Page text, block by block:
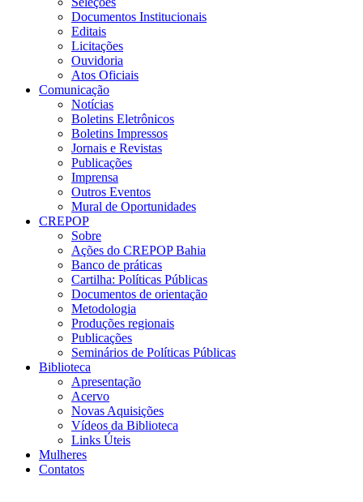
Documentos Institucionais
Editais
Licitações
Ouvidoria
Atos Oficiais
Comunicação
Notícias
Boletins Eletrônicos
Boletins Impressos
Jornais e Revistas
Publicações
Imprensa
Outros Eventos
Mural de Oportunidades
CREPOP
Sobre
Ações do CREPOP Bahia
Banco de práticas
Cartilha: Políticas Públicas
Documentos de orientação
Metodologia
Produções regionais
Publicações
Seminários de Políticas Públicas
Biblioteca
Apresentação
Acervo
Novas Aquisições
Vídeos da Biblioteca
Links Úteis
Mulheres
Contatos